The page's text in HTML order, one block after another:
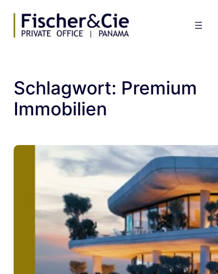
springen
Schlagwort: Premium
Immobilien